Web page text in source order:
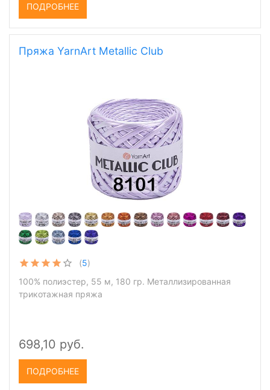
ПОДРОБНЕЕ
Пряжа YarnArt Metallic Club
(5)
100% полиэстер, 55 м, 180 гр. Металлизированная
трикотажная пряжа
698,10 руб.
ПОДРОБНЕЕ